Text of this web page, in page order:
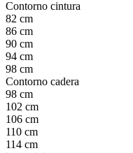
Contorno cintura
82 cm
86 cm
90 cm
94 cm
98 cm
Contorno cadera
98 cm
102 cm
106 cm
110 cm
114 cm